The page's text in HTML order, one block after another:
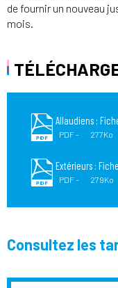
de fournir un nouveau
mois.
Allaudiens :
PDF 277Ko
Extérieurs :
PDF 279Ko
Consultez les